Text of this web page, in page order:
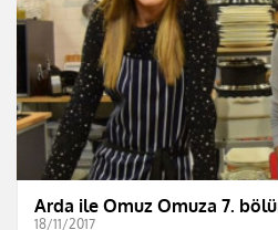
Arda ile Omuz Omuza 7.
18/11/2017